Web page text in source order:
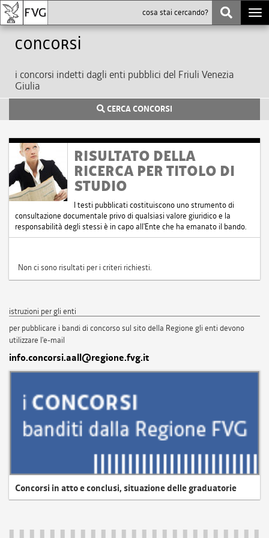
Concorsi
i concorsi indetti dagli enti pubblici del Friuli Venezia
Giulia
CERCA CONCORSI
RISULTATO DELLA
RICERCA PER TITOLO DI
STUDIO
I testi pubblicati costituiscono uno strumento di
consultazione documentale privo di qualsiasi valore giuridico e la
responsabilità degli stessi è in capo all'Ente che ha emanato il bando.
Non ci sono risultati per i criteri richiesti.
istruzioni per gli enti
per pubblicare i bandi di concorso sul sito della Regione gli enti devono
utilizzare l'e-mail
info.concorsi.aall@regione.fvg.it
Concorsi in atto e conclusi, situazione delle graduatorie